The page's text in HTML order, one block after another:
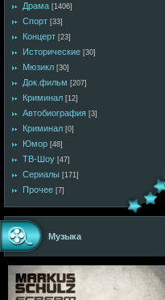
Драма [1406]
Спорт [33]
Концерт [23]
Исторические [30]
Мюзикл [30]
Док.фильм [207]
Криминал [12]
Автобиография [3]
Криминал [0]
Юмор [48]
ТВ-Шоу [47]
Сериалы [171]
Прочее [7]
Музыка